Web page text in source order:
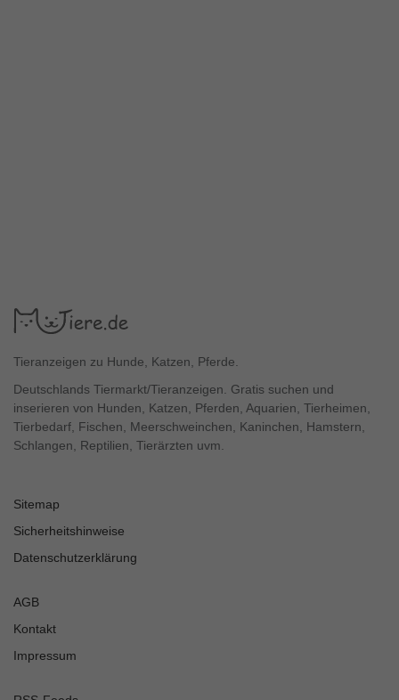
Tieranzeigen zu Hunde, Katzen, Pferde.
Deutschlands Tiermarkt/Tieranzeigen. Gratis suchen und
inserieren von Hunden, Katzen, Pferden, Aquarien, Tierheimen,
Tierbedarf, Fischen, Meerschweinchen, Kaninchen, Hamstern,
Schlangen, Reptilien, Tierärzten uvm.
Sitemap
Sicherheitshinweise
Datenschutzerklärung
AGB
Kontakt
Impressum